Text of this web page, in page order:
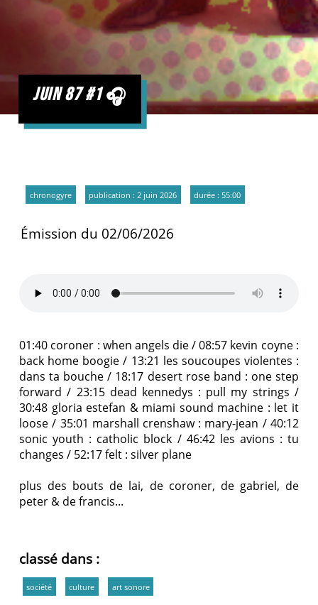
juin 87 #1
chronogyre publication : 2 juin 2026 durée : 55:00
Émission du 02/06/2026
01:40 coroner : when angels die / 08:57 kevin coyne :
back home boogie / 13:21 les soucoupes violentes :
dans ta bouche / 18:17 desert rose band : one step
forward / 23:15 dead kennedys : pull my strings /
30:48 gloria estefan & miami sound machine : let it
loose / 35:01 marshall crenshaw : mary-jean / 40:12
sonic youth : catholic block / 46:42 les avions : tu
changes / 52:17 felt : silver plane
plus des bouts de lai, de coroner, de gabriel, de
peter & de francis...
classé dans :
société culture art sonore